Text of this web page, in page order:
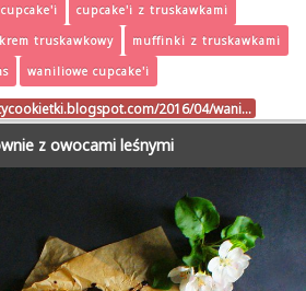
cupcake'i
cupcake'i z truskawkami
krem truskawkowy
muffinki z truskawkami
waniliowe cupcake'i
2016/04/wani…
z owocami leśnymi